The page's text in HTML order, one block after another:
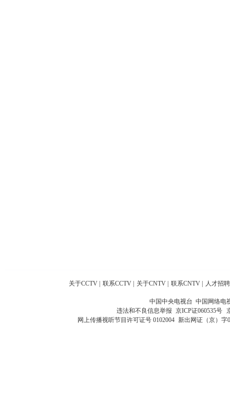
关于CCTV 联系CCTV 关于CNTV 联系CNTV 人才招聘
中国中央电视台 中国网络电
违法和不良信息举报 京ICP证060535号
网上传播视听节目许可证号 0102004 新出网证（京）